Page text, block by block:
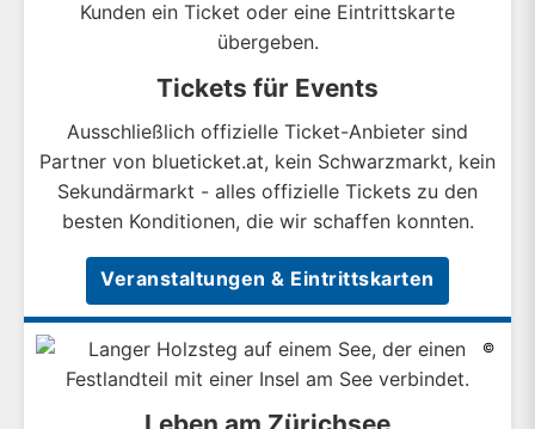
Tickets für Events
Ausschließlich offizielle Ticket-Anbieter sind
Partner von blueticket.at, kein Schwarzmarkt, kein
Sekundärmarkt - alles offizielle Tickets zu den
besten Konditionen, die wir schaffen konnten.
Veranstaltungen & Eintrittskarten
©